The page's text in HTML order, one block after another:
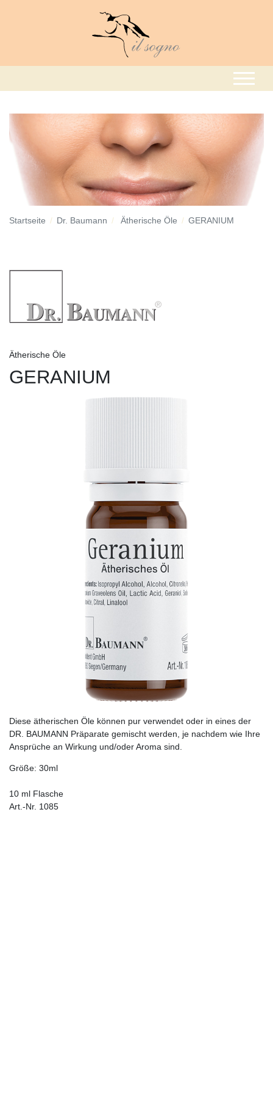
Startseite Dr. Baumann Ätherische Öle GERANIUM
Ätherische Öle
GERANIUM
Diese ätherischen Öle können pur verwendet oder in eines der
DR. BAUMANN Präparate gemischt werden, je nachdem wie Ihre
Ansprüche an Wirkung und/oder Aroma sind.
Größe: 30ml
10 ml Flasche
Art.-Nr. 1085